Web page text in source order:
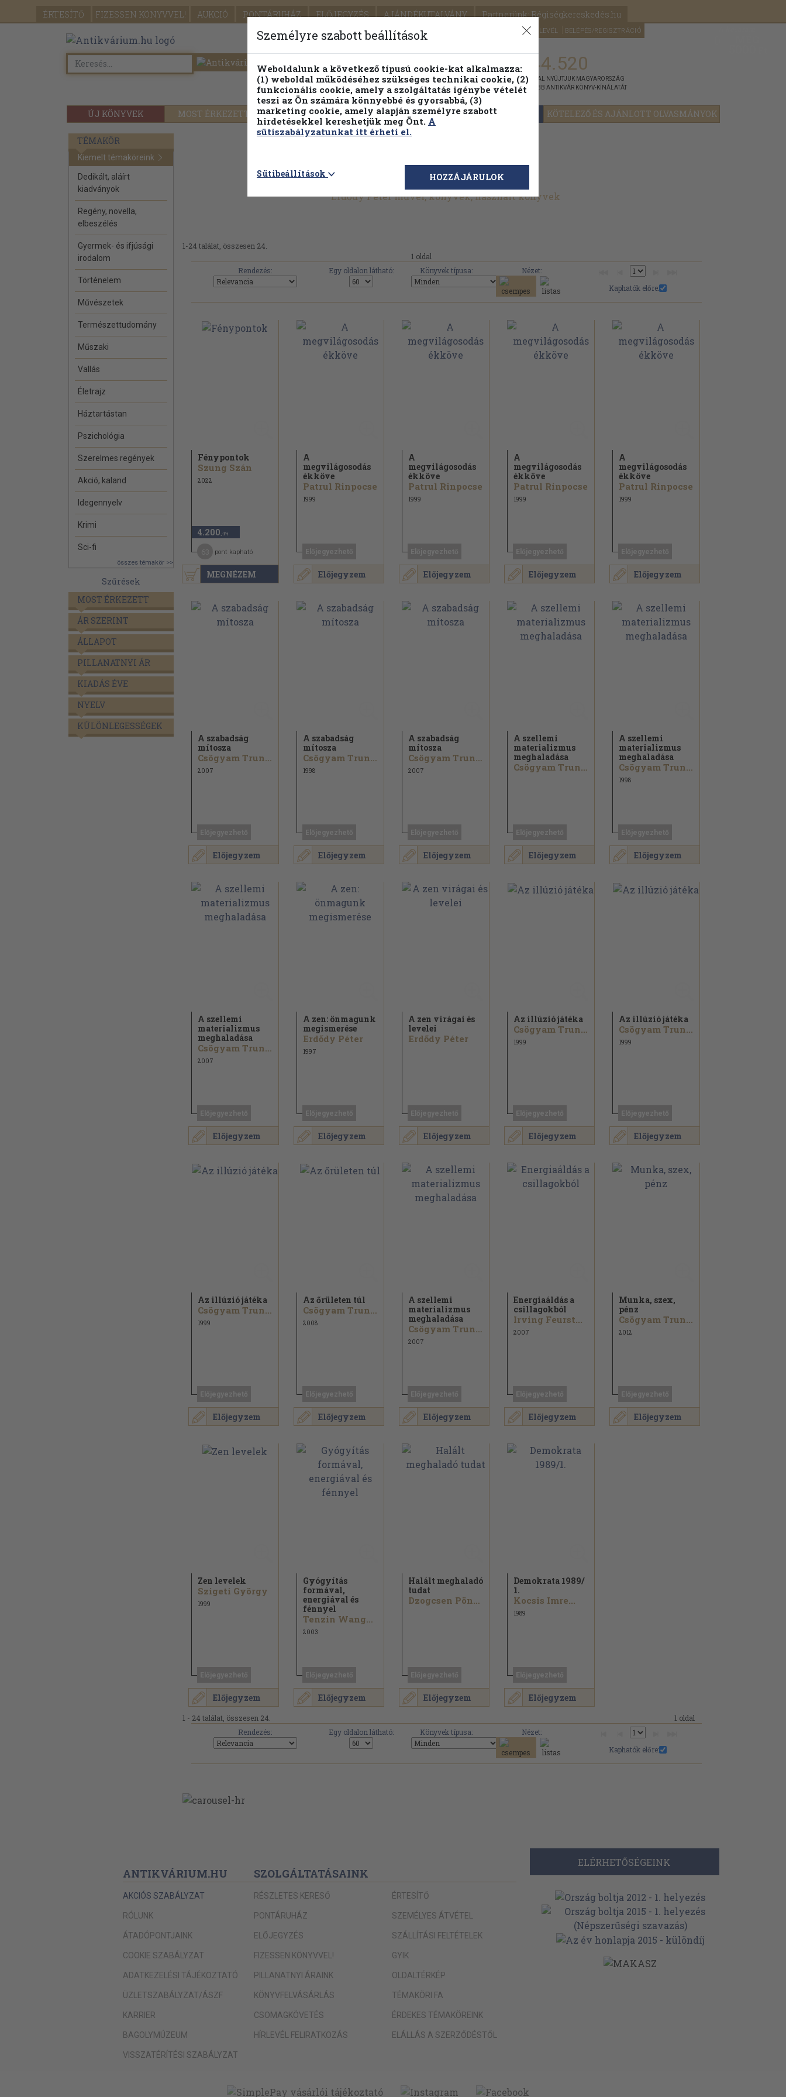
ÉRTESÍTŐ FIZESSEN KÖNYVVEL! AUKCIÓ PONTÁRUHÁZ ELŐJEGYZÉS AJÁNDÉKUTALVÁNY Partnerünk: Régiségkereskedés.hu
SEGÍTSÉG HÍRLEVÉL BELÉPÉS/REGISZTRÁCIÓ
ÚJ KÖNYVEK MOST ÉRKEZETT PILLANATNYI ÁRAINK FENNTARTHATÓ OLVASMÁNYOK KÖTELEZŐ ÉS AJÁNLOTT OLVASMÁNYOK
Részletes kereső Témaköri fa 1.144.520
KIADVÁNNYAL NYÚJTJUK MAGYARORSZÁG
LEGNAGYOBB ANTIKVÁR KÖNYV-KÍNÁLATÁT
TÉMAKÖR
Kiemelt témaköreink
Dedikált, aláírt
kiadványok
Regény, novella,
elbeszélés
Gyermek- és ifjúsági
irodalom
Történelem
Művészetek
Természettudomány
Műszaki
Vallás
Életrajz
Háztartástan
Pszichológia
Szerelmes regények
Akció, kaland
Idegennyelv
Krimi
Sci-fi
összes témakör >>
Szűrések
MOST ÉRKEZETT
ÁR SZERINT
ÁLLAPOT
PILLANATNYI ÁR
KIADÁS ÉVE
NYELV
KÜLÖNLEGESSÉGEK
Erdődy Péter művei, könyvek, használt könyvek
1-24 találat, összesen 24.
1 oldal
Rendezés:
Egy oldalon látható: Könyvek típusa:
Nézet:
Kaphatók előre:
MEGNÉZEM
Fénypontok
Szung Szán
2022
4.200 ,-Ft
pont kapható
Előjegyzem
A
megvilágosodás
ékköve
Patrul Rinpocse
1999
Előjegyzem
A
megvilágosodás
ékköve
Patrul Rinpocse
1999
Előjegyzem
A
megvilágosodás
ékköve
Patrul Rinpocse
1999
Előjegyzem
A
megvilágosodás
ékköve
Patrul Rinpocse
1999
Előjegyzem
A szabadság
mítosza
Csögyam Trungpa
2007
Előjegyzem
A szabadság
mítosza
Csögyam Trungpa
1998
Előjegyzem
A szabadság
mítosza
Csögyam Trungpa
2007
Előjegyzem
A szellemi
materializmus
meghaladása
Csögyam Trungpa
Előjegyzem
A szellemi
materializmus
meghaladása
Csögyam Trungpa
1998
Előjegyzem
A szellemi
materializmus
meghaladása
Csögyam Trungpa
2007
Előjegyzem
A zen: önmagunk
megismerése
Erdődy Péter
1997
Előjegyzem
A zen virágai és
levelei
Erdődy Péter
Előjegyzem
Az illúzió játéka
Csögyam Trungpa
1999
Előjegyzem
Az illúzió játéka
Csögyam Trungpa
1999
Előjegyzem
Az illúzió játéka
Csögyam Trungpa
1999
Előjegyzem
Az őrületen túl
Csögyam Trungpa
2008
Előjegyzem
A szellemi
materializmus
meghaladása
Csögyam Trungpa
2007
Előjegyzem
Energiaáldás a
csillagokból
Irving Feurst...
2007
Előjegyzem
Munka, szex,
pénz
Csögyam Trungpa
2012
Előjegyzem
Zen levelek
Szigeti György
1999
Előjegyzem
Gyógyítás
formával,
energiával és
fénnyel
Tenzin Wangyal Rinpócse
2003
Előjegyzem
Halált meghaladó
tudat
Dzogcsen Pönlop
Előjegyzem
Demokrata 1989/
1.
Kocsis Imre...
1989
1 - 24 találat, összesen 24.
1 oldal
Rendezés:
Egy oldalon látható: Könyvek típusa:
Nézet:
Kaphatók előre:
ANTIKVÁRIUM.HU
AKCIÓS SZABÁLYZAT
RÓLUNK
ÁTADÓPONTJAINK
COOKIE SZABÁLYZAT
ADATKEZELÉSI TÁJÉKOZTATÓ
ÜZLETSZABÁLYZAT/ÁSZF
KARRIER
BAGOLYMÚZEUM
VISSZATÉRÍTÉSI SZABÁLYZAT
SZOLGÁLTATÁSAINK
RÉSZLETES KERESŐ
PONTÁRUHÁZ
ELŐJEGYZÉS
FIZESSEN KÖNYVVEL!
PILLANATNYI ÁRAINK
KÖNYVFELVÁSÁRLÁS
CSOMAGKÖVETÉS
HÍRLEVÉL FELIRATKOZÁS
ÉRTESÍTŐ
SZEMÉLYES ÁTVÉTEL
SZÁLLÍTÁSI FELTÉTELEK
GYIK
OLDALTÉRKÉP
TÉMAKÖRI FA
ÉRDEKES TÉMAKÖREINK
ELÁLLÁS A SZERZŐDÉSTŐL
ELÉRHETŐSÉGEINK
Személyre szabott beállítások
Weboldalunk a következő típusú cookie-kat alkalmazza:
(1) weboldal működéséhez szükséges technikai cookie, (2)
funkcionális cookie, amely a szolgáltatás igénybe vételét
teszi az Ön számára könnyebbé és gyorsabbá, (3)
marketing cookie, amely alapján személyre szabott
hirdetésekkel kereshetjük meg Önt. A
sütiszabályzatunkat itt érheti el.
Sütibeállítások HOZZÁJÁRULOK